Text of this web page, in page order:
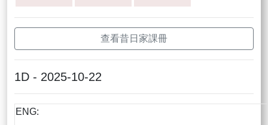
查看昔日家課冊
1D - 2025-10-22
ENG: